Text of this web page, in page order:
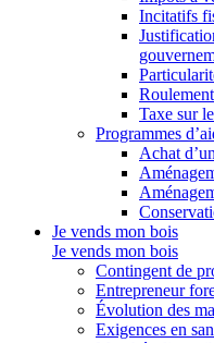
Incitatifs
Taxe sur
Programmes
Achat
Je vends mon bois
Je vends mon bois
Contingent de
Entrepreneur
Évolution des
Exigences en